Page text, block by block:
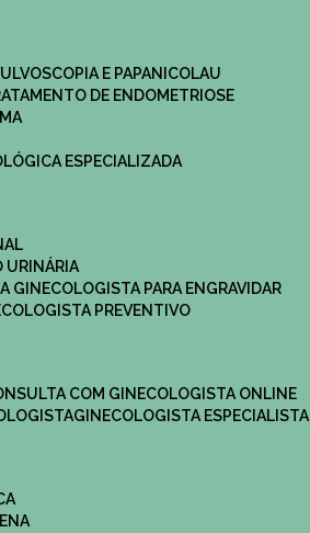
E PAPANICOLAU
DE ENDOMETRIOSE
ESPECIALIZADA
URINÁRIA
GINECOLOGISTA PARA ENGRAVIDAR
PREVENTIVO
COM GINECOLOGISTA ONLINE​
GINECOLOGISTA ESPECIALISTA